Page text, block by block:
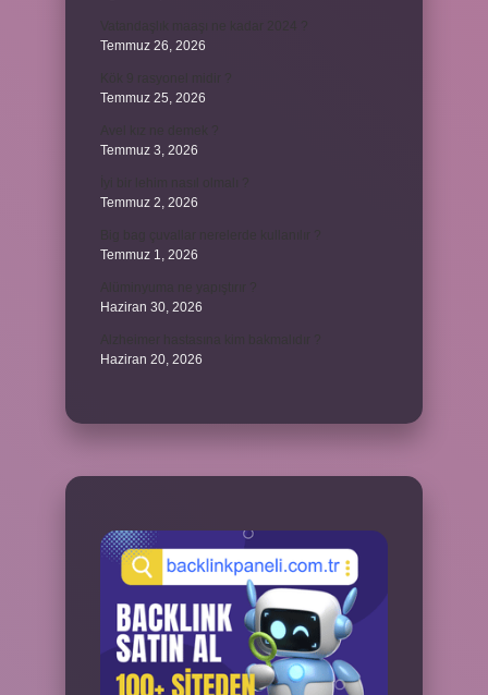
Temmuz 26, 2026
Temmuz 25, 2026
Temmuz 3, 2026
Temmuz 2, 2026
Temmuz 1, 2026
Haziran 30, 2026
Haziran 20, 2026